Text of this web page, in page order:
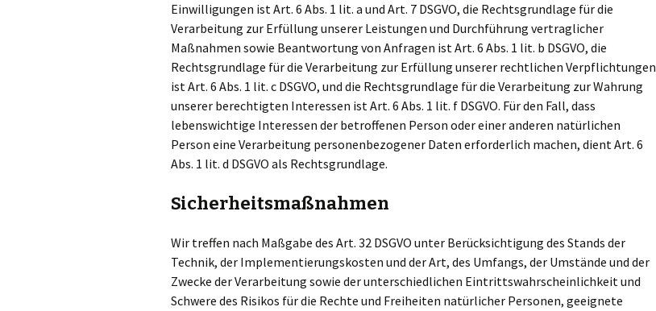
Einwilligungen ist Art. 6 Abs. 1 lit. a und Art. 7 DSGVO, die Rechtsgrundlage für die
Verarbeitung zur Erfüllung unserer Leistungen und Durchführung vertraglicher
Maßnahmen sowie Beantwortung von Anfragen ist Art. 6 Abs. 1 lit. b DSGVO, die
Rechtsgrundlage für die Verarbeitung zur Erfüllung unserer rechtlichen Verpflichtungen
ist Art. 6 Abs. 1 lit. c DSGVO, und die Rechtsgrundlage für die Verarbeitung zur Wahrung
unserer berechtigten Interessen ist Art. 6 Abs. 1 lit. f DSGVO. Für den Fall, dass
lebenswichtige Interessen der betroffenen Person oder einer anderen natürlichen
Person eine Verarbeitung personenbezogener Daten erforderlich machen, dient Art. 6
Abs. 1 lit. d DSGVO als Rechtsgrundlage.
Sicherheitsmaßnahmen
Wir treffen nach Maßgabe des Art. 32 DSGVO unter Berücksichtigung des Stands der
Technik, der Implementierungskosten und der Art, des Umfangs, der Umstände und der
Zwecke der Verarbeitung sowie der unterschiedlichen Eintrittswahrscheinlichkeit und
Schwere des Risikos für die Rechte und Freiheiten natürlicher Personen, geeignete